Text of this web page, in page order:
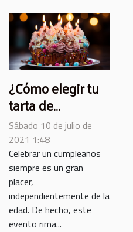
¿Cómo elegir tu
tarta de
cumpleaños?
Sábado 10 de julio de
2021 1:48
Celebrar un cumpleaños
siempre es un gran
placer,
independientemente de la
edad. De hecho, este
evento rima...